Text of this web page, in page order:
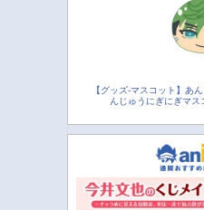
【グッズ-マスコット】あ
んじゅうにぎにぎマ